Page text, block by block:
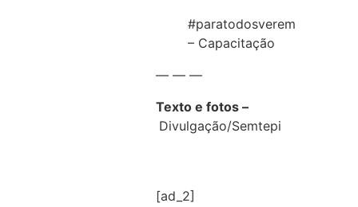
#paratodosverem
– Capacitação
— — —
Texto e fotos –
Divulgação/Semtepi
[ad_2]